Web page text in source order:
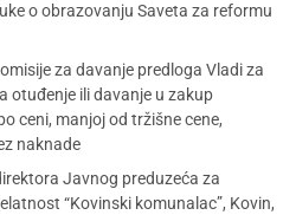
o obrazovanju Saveta za reformu
za davanje predloga Vladi za
otuđenje ili davanje u zakup
ceni, manjoj od tržišne cene,
naknade
Javnog preduzeća za
“Kovinski komunalac”, Kovin,